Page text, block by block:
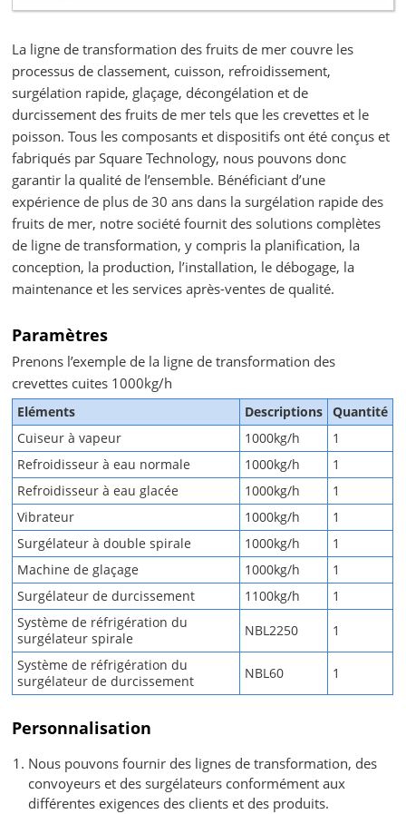
La ligne de transformation des fruits de mer couvre les
processus de classement, cuisson, refroidissement,
surgélation rapide, glaçage, décongélation et de
durcissement des fruits de mer tels que les crevettes et le
poisson. Tous les composants et dispositifs ont été conçus et
fabriqués par Square Technology, nous pouvons donc
garantir la qualité de l’ensemble. Bénéficiant d’une
expérience de plus de 30 ans dans la surgélation rapide des
fruits de mer, notre société fournit des solutions complètes
de ligne de transformation, y compris la planification, la
conception, la production, l’installation, le débogage, la
maintenance et les services après-ventes de qualité.
Paramètres
Prenons l’exemple de la ligne de transformation des
crevettes cuites 1000kg/h
Eléments Descriptions
Quantité
Cuiseur à vapeur
1000kg/h
1
Refroidisseur à eau normale
1000kg/h
1
Refroidisseur à eau glacée
1000kg/h
1
Vibrateur
1000kg/h
1
Surgélateur à double spirale
1000kg/h
1
Machine de glaçage
1000kg/h
1
Surgélateur de durcissement
1100kg/h
1
Système de réfrigération du
surgélateur spirale
NBL2250
1
Système de réfrigération du
surgélateur de durcissement
NBL60 1
Personnalisation
Nous pouvons fournir des lignes de transformation, des
convoyeurs et des surgélateurs conformément aux
différentes exigences des clients et des produits.